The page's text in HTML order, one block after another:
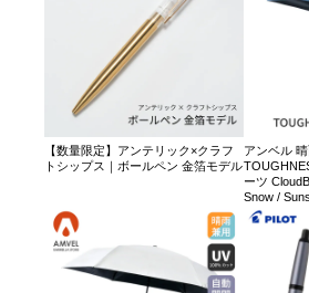
【数量限定】アンテリック×クラフ
トシップス｜ボールペン 金箔モデル
アンベル
ーツ
Snow /